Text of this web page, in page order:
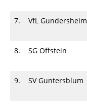
7. VfL Gundersheim
8. SG Offstein
9. SV Guntersblum